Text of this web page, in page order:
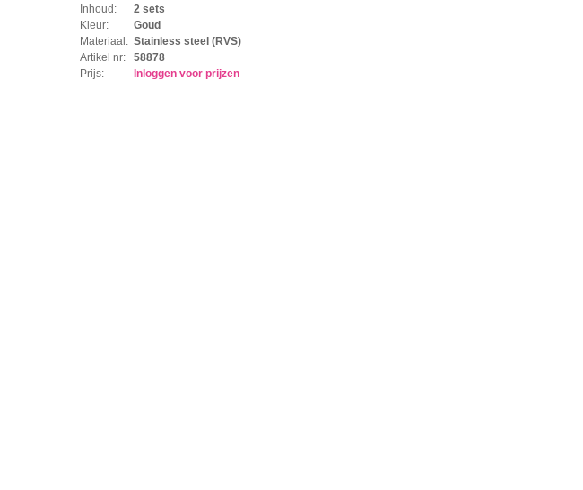
Inhoud:
2 sets
Kleur:
Goud
Materiaal: Stainless steel (RVS)
Artikel nr:
58878
Prijs:
Inloggen voor prijzen